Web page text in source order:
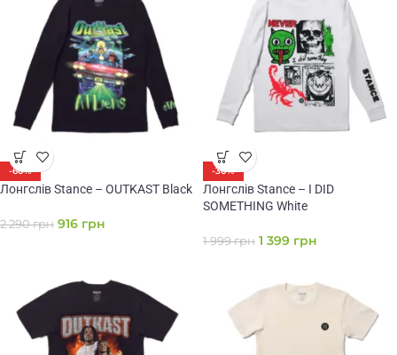
-60%
Лонгслів Stance – OUTKAST Black
2 290грн 916 грн
-30%
Лонгслів Stance – I DID
SOMETHING White
1 999грн 1 399 грн